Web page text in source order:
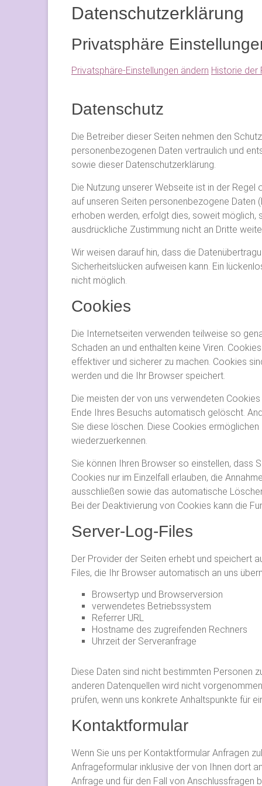
Datenschutzerklärung
Privatsphäre
Privatsphäre-Einstellungen ändern Historie der
Datenschutz
Die Betreiber dieser Seiten nehmen den
personenbezogenen Daten vertraulich und
sowie dieser Datenschutzerklärung.
Die Nutzung unserer Webseite ist in der
auf unseren Seiten personenbezogene Daten
erhoben werden, erfolgt dies, soweit möglich,
ausdrückliche Zustimmung nicht an Dritte
Wir weisen darauf hin, dass die
Sicherheitslücken aufweisen kann. Ein
nicht möglich.
Cookies
Die Internetseiten verwenden teilweise so
Schaden an und enthalten keine Viren.
effektiver und sicherer zu machen. Cookies
werden und die Ihr Browser speichert.
Die meisten der von uns verwendeten
Ende Ihres Besuchs automatisch gelöscht.
Sie diese löschen. Diese Cookies
wiederzuerkennen.
Sie können Ihren Browser so einstellen, dass
Cookies nur im Einzelfall erlauben, die
ausschließen sowie das automatische
Bei der Deaktivierung von Cookies kann die
Server-Log-Files
Der Provider der Seiten erhebt und speichert
Files, die Ihr Browser automatisch an uns
Browsertyp und Browserversion
verwendetes Betriebssystem
Referrer URL
Hostname des zugreifenden Rechners
Uhrzeit der Serveranfrage
Diese Daten sind nicht bestimmten Personen
anderen Datenquellen wird nicht
prüfen, wenn uns konkrete Anhaltspunkte für
Kontaktformular
Wenn Sie uns per Kontaktformular Anfragen
Anfrageformular inklusive der von Ihnen dort
Anfrage und für den Fall von Anschlussfragen